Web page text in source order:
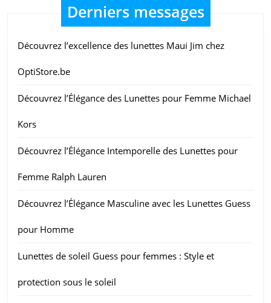
Derniers messages
Découvrez l’excellence des lunettes Maui Jim chez
OptiStore.be
Découvrez l’Élégance des Lunettes pour Femme Michael
Kors
Découvrez l’Élégance Intemporelle des Lunettes pour
Femme Ralph Lauren
Découvrez l’Élégance Masculine avec les Lunettes Guess
pour Homme
Lunettes de soleil Guess pour femmes : Style et
protection sous le soleil